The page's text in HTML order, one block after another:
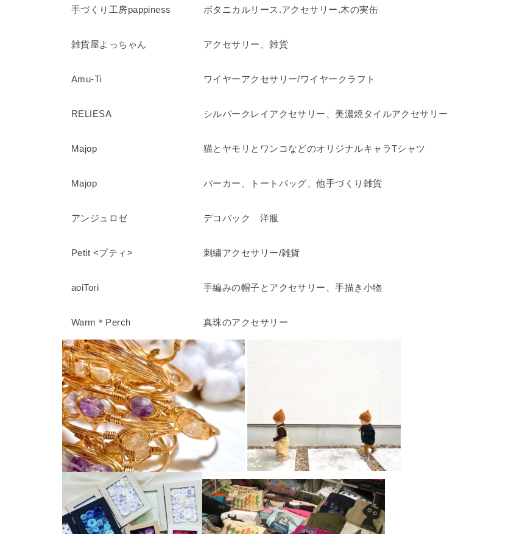
手づくり工房pappiness ボタニカルリース.アクセサリー.木の実缶
雑貨屋よっちゃん アクセサリー、雑貨
Amu-Ti ワイヤーアクセサリー/ワイヤークラフト
RELIESA シルバークレイアクセサリー、美濃焼タイルアクセサリー
Majop 猫とヤモリとワンコなどのオリジナルキャラTシャツ
Majop パーカー、トートバッグ、他手づくり雑貨
アンジュロゼ デコバック 洋服
Petit <プティ> 刺繍アクセサリー/雑貨
aoiTori 手編みの帽子とアクセサリー、手描き小物
Warm＊Perch 真珠のアクセサリー